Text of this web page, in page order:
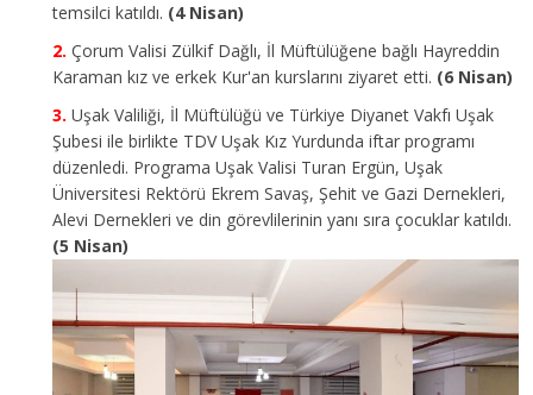
temsilci katıldı. (4 Nisan)
Çorum Valisi Zülkif Dağlı, İl Müftülüğene bağlı Hayreddin
Karaman kız ve erkek Kur'an kurslarını ziyaret etti. (6 Nisan)
Uşak Valiliği, İl Müftülüğü ve Türkiye Diyanet Vakfı Uşak
Şubesi ile birlikte TDV Uşak Kız Yurdunda iftar programı
düzenledi. Programa Uşak Valisi Turan Ergün, Uşak
Üniversitesi Rektörü Ekrem Savaş, Şehit ve Gazi Dernekleri,
Alevi Dernekleri ve din görevlilerinin yanı sıra çocuklar katıldı.
(5 Nisan)